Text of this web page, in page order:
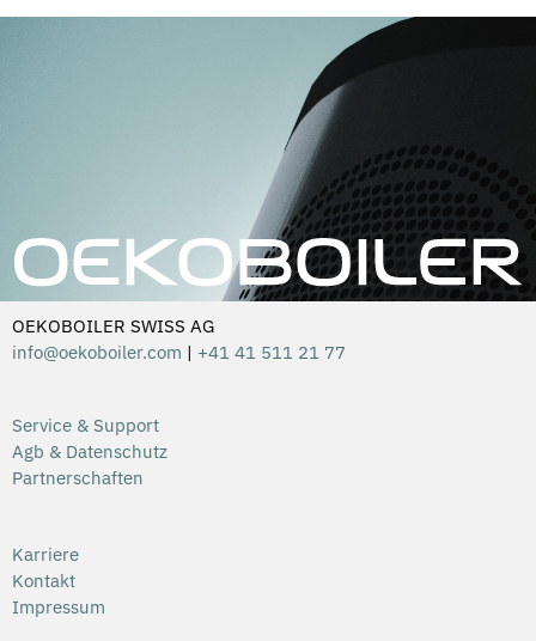
OEKOBOILER SWISS AG
info@oekoboiler.com | +41 41 511 21 77
Service & Support
Agb & Datenschutz
Partnerschaften
Karriere
Kontakt
Impressum